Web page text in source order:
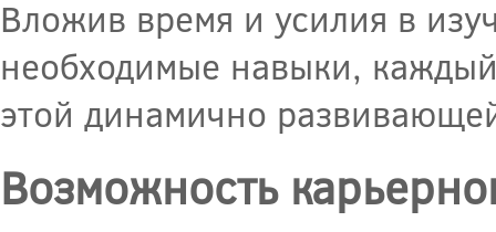
Вложив время и усилия в
необходимые навыки,
этой динамично
Возможность